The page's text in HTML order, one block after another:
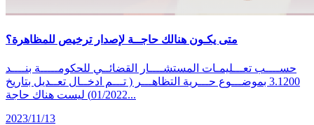
متى يكـون هنالك حاجــة لإصدار ترخيص للمظاهرة؟
حســــب تعـــليمـات المستشــــار القضائــي للحكومـــــة بنــــد
3.1200 بموضـــوع حـــرية التظاهـــر ( تـــم ادخــال تعــديل بتاريخ
01/2022) ليست هناك حاجة...
2023/11/13